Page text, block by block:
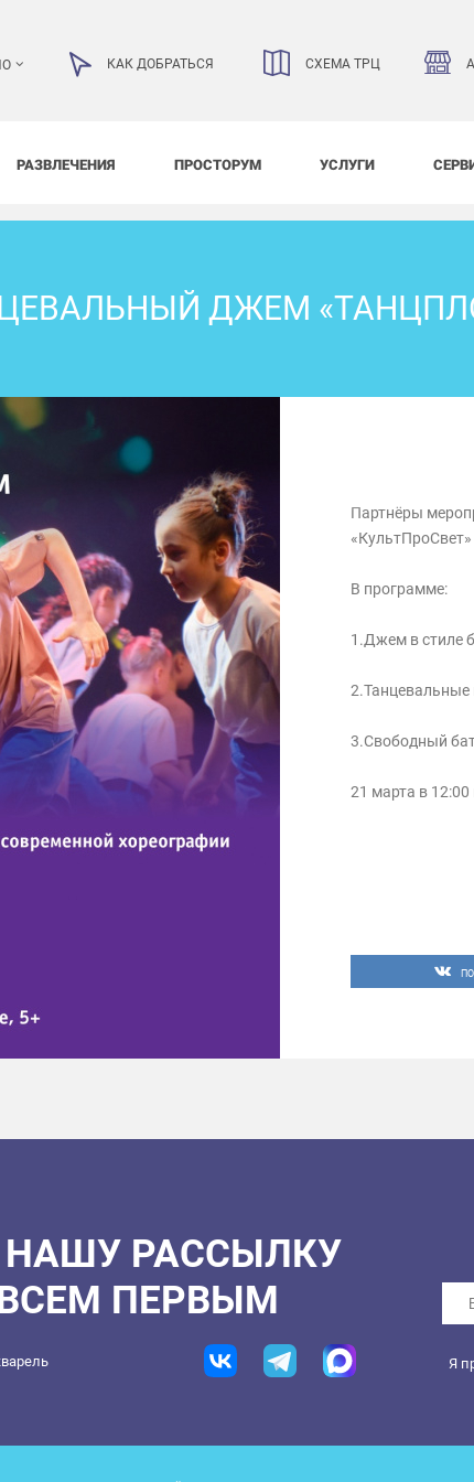
КАК ДОБРАТЬСЯ СХЕМА ТРЦ
РАЗВЛЕЧЕНИЯ ПРОСТОРУМ УСЛУГИ
ДЖЕМ
Партнёры
«КультПроСвет»
В программе:
1.Джем в стиле
2.Танцевальные
3.Свободный
21 марта в
РАССЫЛКУ
ПЕРВЫМ
Я